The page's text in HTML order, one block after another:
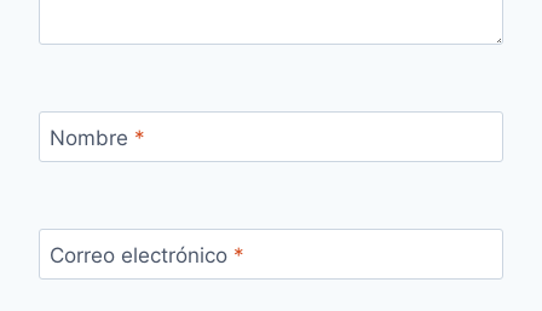
Nombre *
Correo electrónico *